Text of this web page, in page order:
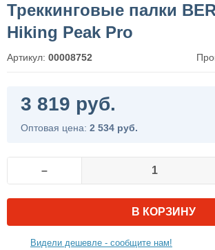
Треккинговые палки
Hiking Peak Pro
Артикул: 00008752
3 819 руб.
Оптовая цена: 2 534 руб.
–
В КОРЗИНУ
Видели дешевле - сообщите нам!